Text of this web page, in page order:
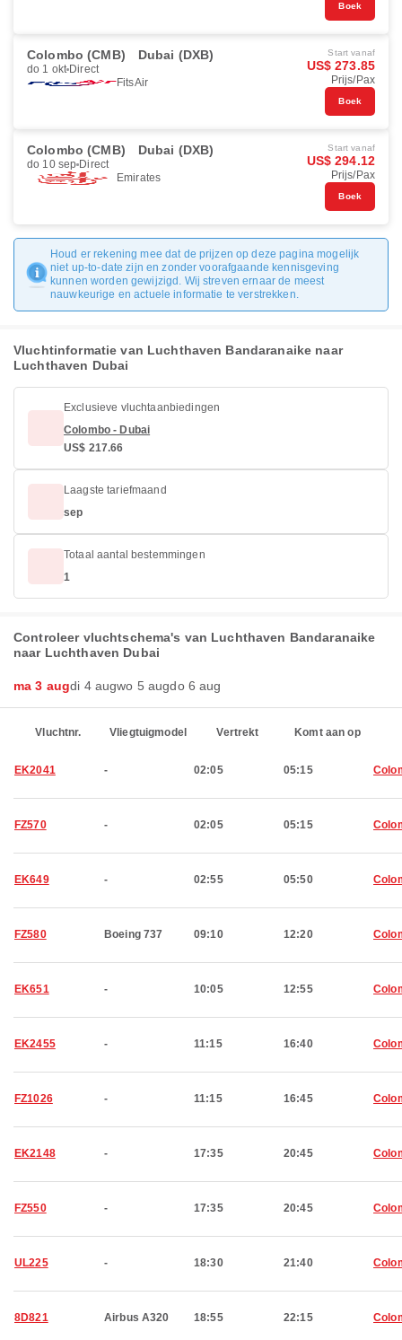
Boek
Colombo (CMB) Dubai (DXB)
do 1 okt Direct
FitsAir
Start vanaf
US$ 273.85
Prijs/Pax
Boek
Colombo (CMB) Dubai (DXB)
do 10 sep Direct
Emirates
Start vanaf
US$ 294.12
Prijs/Pax
Boek
Houd er rekening mee dat de prijzen op deze pagina mogelijk
niet up-to-date zijn en zonder voorafgaande kennisgeving
kunnen worden gewijzigd. Wij streven ernaar de meest
nauwkeurige en actuele informatie te verstrekken.
Vluchtinformatie van Luchthaven Bandaranaike naar
Luchthaven Dubai
Exclusieve vluchtaanbiedingen
Colombo - Dubai
US$ 217.66
Laagste tariefmaand
sep
Totaal aantal bestemmingen
1
Controleer vluchtschema's van Luchthaven Bandaranaike
naar Luchthaven Dubai
ma 3 augdi 4 augwo 5 augdo 6 aug
Vluchtnr. Vliegtuigmodel Vertrekt Komt aan op
EK2041 - 02:05 05:15
FZ570 - 02:05 05:15
EK649 - 02:55 05:50
FZ580 Boeing 737 09:10 12:20
EK651 - 10:05 12:55
EK2455 - 11:15 16:40
FZ1026 - 11:15 16:45
EK2148 - 17:35 20:45
FZ550 - 17:35 20:45
UL225 - 18:30 21:40
8D821 Airbus A320 18:55 22:15